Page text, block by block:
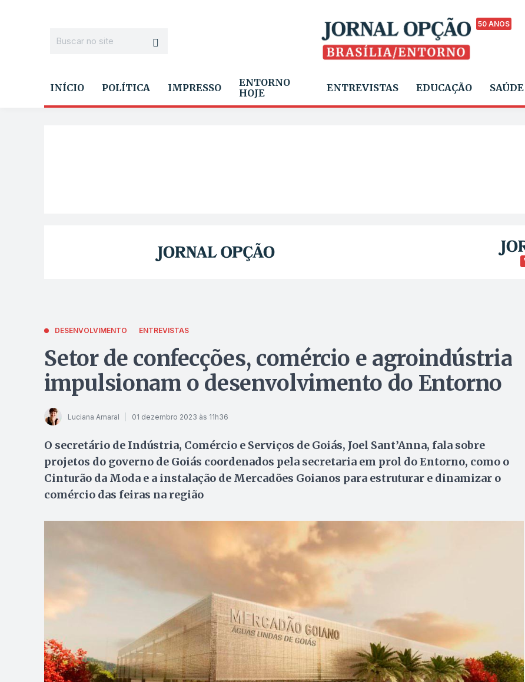
50 ANOS
INÍCIO POLÍTICA IMPRESSO
ENTORNO
HOJE
ENTREVISTAS EDUCAÇÃO SAÚDE
DESENVOLVIMENTO ENTREVISTAS
Setor de confecções, comércio e agroindústria
impulsionam o desenvolvimento do Entorno
Luciana Amaral 01 dezembro 2023 às 11h36
O secretário de Indústria, Comércio e Serviços de Goiás, Joel Sant’Anna, fala sobre
projetos do governo de Goiás coordenados pela secretaria em prol do Entorno, como o
Cinturão da Moda e a instalação de Mercadões Goianos para estruturar e dinamizar o
comércio das feiras na região